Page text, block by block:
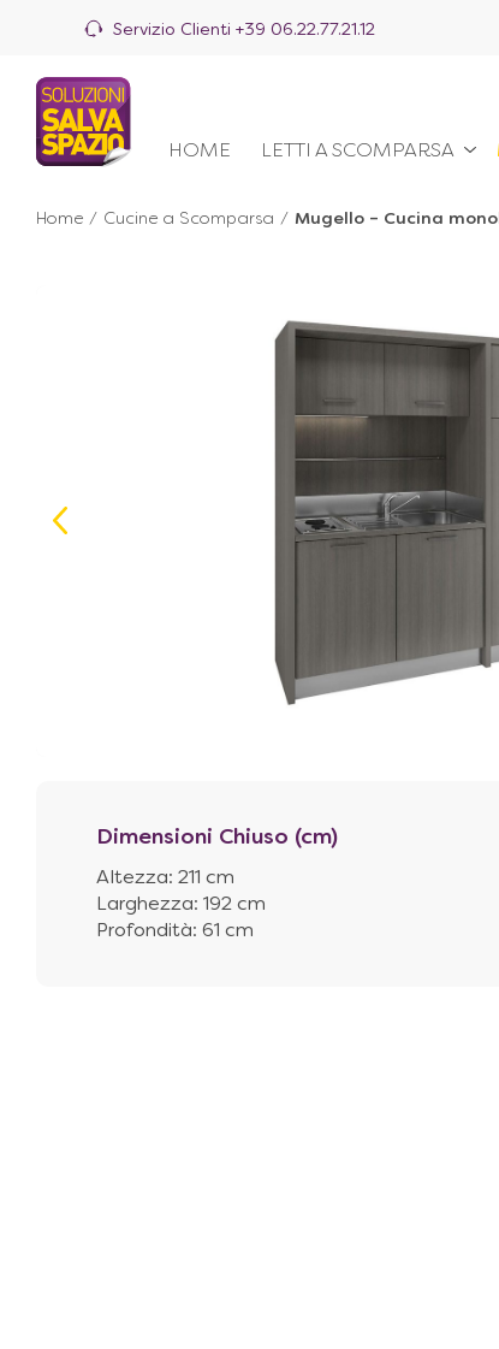
Servizio Clienti +39 06.22.77.21.12
HOME LETTI A SCOMPARSA
Home / Cucine a Scomparsa / Mugello – Cucina
Dimensioni Chiuso (cm)
Altezza: 211 cm
Larghezza: 192 cm
Profondità: 61 cm